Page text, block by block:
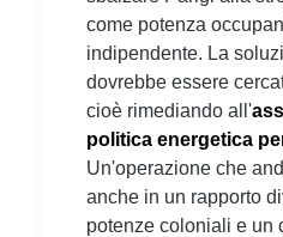
come potenza
indipendente. La
dovrebbe essere
cioè rimediando all'
politica energetica
Un'operazione che
anche in un rapporto
potenze coloniali e un